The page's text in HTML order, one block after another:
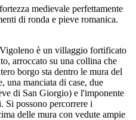
medievale perfettamente
di ronda e pieve romanica.
è un villaggio fortificato
arroccato su una collina che
borgo sta dentro le mura del
una manciata di case, due
di San Giorgio) e l'imponente
Si possono percorrere i
delle mura con vedute ampie